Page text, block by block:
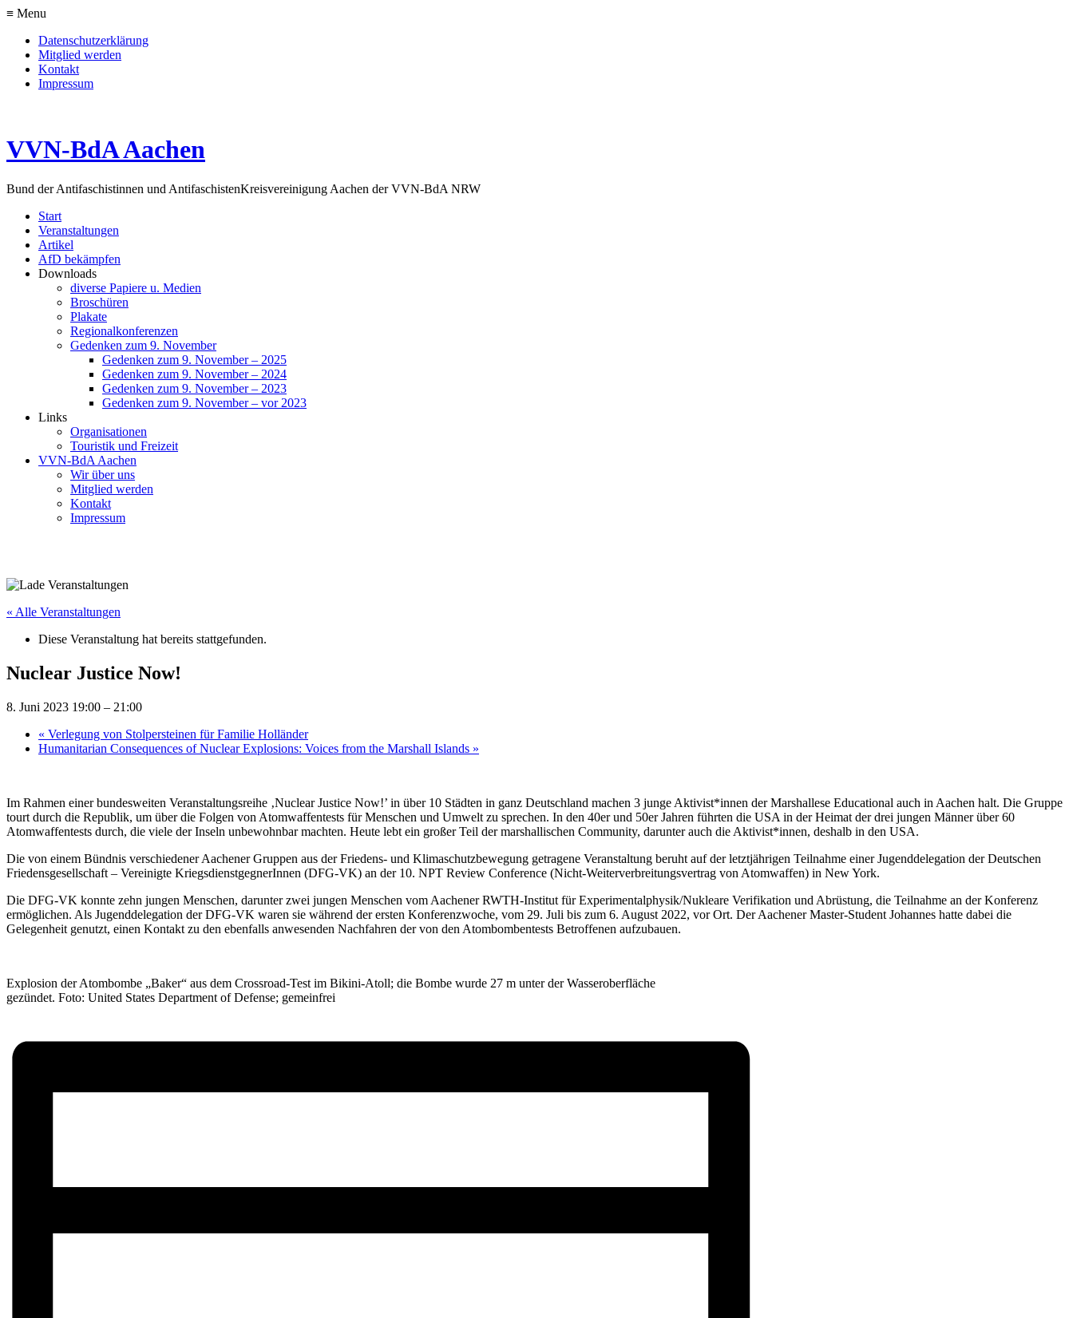
≡ Menu
Datenschutzerklärung
Mitglied werden
Kontakt
Impressum
VVN-BdA Aachen
Bund der Antifaschistinnen und AntifaschistenKreisvereinigung Aachen der VVN-BdA NRW
Start
Veranstaltungen
Artikel
AfD bekämpfen
Downloads
diverse Papiere u. Medien
Broschüren
Plakate
Regionalkonferenzen
Gedenken zum 9. November
Gedenken zum 9. November – 2025
Gedenken zum 9. November – 2024
Gedenken zum 9. November – 2023
Gedenken zum 9. November – vor 2023
Links
Organisationen
Touristik und Freizeit
VVN-BdA Aachen
Wir über uns
Mitglied werden
Kontakt
Impressum
« Alle Veranstaltungen
Diese Veranstaltung hat bereits stattgefunden.
Nuclear Justice Now!
8. Juni 2023 19:00 – 21:00
« Verlegung von Stolpersteinen für Familie Holländer
Humanitarian Consequences of Nuclear Explosions: Voices from the Marshall Islands »
Im Rahmen einer bundesweiten Veranstaltungsreihe ‚Nuclear Justice Now!’ in über 10 Städten in ganz Deutschland machen 3 junge Aktivist*innen der Marshallese Educational auch in Aachen halt. Die Gruppe
tourt durch die Republik, um über die Folgen von Atomwaffentests für Menschen und Umwelt zu sprechen. In den 40er und 50er Jahren führten die USA in der Heimat der drei jungen Männer über 60
Atomwaffentests durch, die viele der Inseln unbewohnbar machten. Heute lebt ein großer Teil der marshallischen Community, darunter auch die Aktivist*innen, deshalb in den USA.
Die von einem Bündnis verschiedener Aachener Gruppen aus der Friedens- und Klimaschutzbewegung getragene Veranstaltung beruht auf der letztjährigen Teilnahme einer Jugenddelegation der Deutschen
Friedensgesellschaft – Vereinigte KriegsdienstgegnerInnen (DFG-VK) an der 10. NPT Review Conference (Nicht-Weiterverbreitungsvertrag von Atomwaffen) in New York.
Die DFG-VK konnte zehn jungen Menschen, darunter zwei jungen Menschen vom Aachener RWTH-Institut für Experimentalphysik/Nukleare Verifikation und Abrüstung, die Teilnahme an der Konferenz
ermöglichen. Als Jugenddelegation der DFG-VK waren sie während der ersten Konferenzwoche, vom 29. Juli bis zum 6. August 2022, vor Ort. Der Aachener Master-Student Johannes hatte dabei die
Gelegenheit genutzt, einen Kontakt zu den ebenfalls anwesenden Nachfahren der von den Atombombentests Betroffenen aufzubauen.
Explosion der Atombombe „Baker“ aus dem Crossroad-Test im Bikini-Atoll; die Bombe wurde 27 m unter der Wasseroberfläche
gezündet. Foto: United States Department of Defense; gemeinfrei